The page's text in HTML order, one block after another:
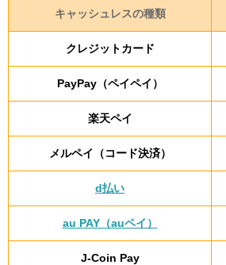
キャッシュレスの種類
クレジットカード
PayPay（ペイペイ）
楽天ペイ
メルペイ（コード決済）
d払い
au PAY（auペイ）
J-Coin Pay